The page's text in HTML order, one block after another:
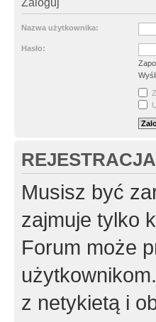
Zaloguj
Nazwa użytkownika:
Hasło:
REJESTRACJA
Musisz być
zajmuje tylko
Forum może
z netykietą i